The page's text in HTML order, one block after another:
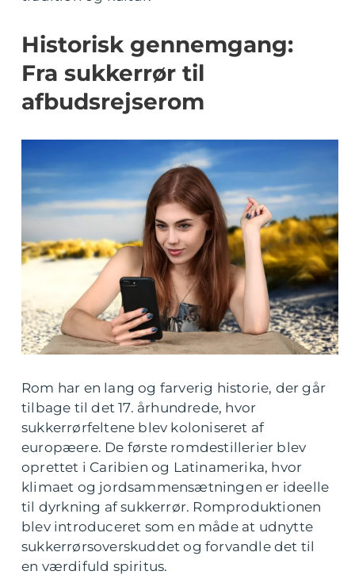
Historisk gennemgang:
Fra sukkerrør til
afbudsrejserom
Rom har en lang og farverig historie, der går
tilbage til det 17. århundrede, hvor
sukkerrørfeltene blev koloniseret af
europæere. De første romdestillerier blev
oprettet i Caribien og Latinamerika, hvor
klimaet og jordsammensætningen er ideelle
til dyrkning af sukkerrør. Romproduktionen
blev introduceret som en måde at udnytte
sukkerrørsoverskuddet og forvandle det til
en værdifuld spiritus.